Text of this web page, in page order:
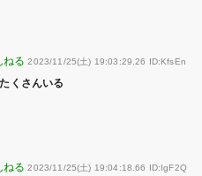
2023/11/25(土) 19:03:29.26 ID:KfsEn
くさんいる
2023/11/25(土) 19:04:18.66 ID:IgF2Q